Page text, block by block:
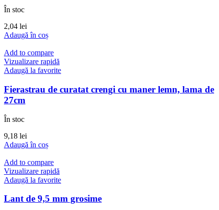
În stoc
2,04 lei
Adaugă în coș
Add to compare
Vizualizare rapidă
Adaugă la favorite
Fierastrau de curatat crengi cu maner lemn, lama de
27cm
În stoc
9,18 lei
Adaugă în coș
Add to compare
Vizualizare rapidă
Adaugă la favorite
Lant de 9,5 mm grosime